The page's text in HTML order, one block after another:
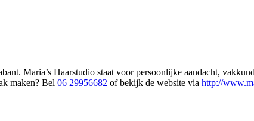
Maria’s Haarstudio staat voor persoonlijke aandacht,
maken? Bel 06 29956682 of bekijk de website via http://